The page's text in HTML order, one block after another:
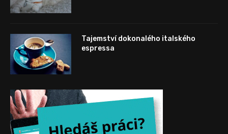
Tajemství dokonalého italského
espressa